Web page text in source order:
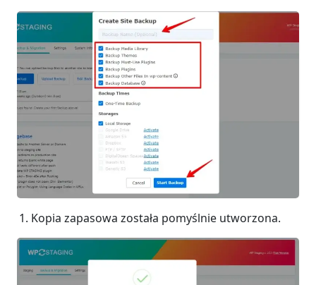
Kopia zapasowa została pomyślnie utworzona.